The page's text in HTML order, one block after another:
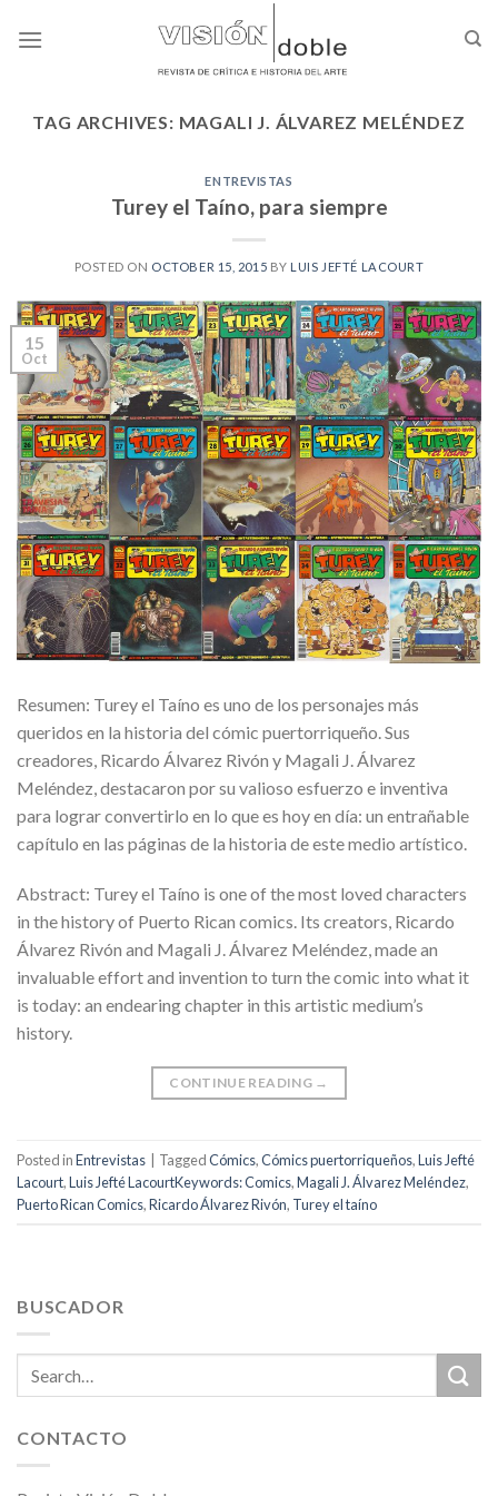
TAG ARCHIVES: MAGALI J. ÁLVAREZ MELÉNDEZ
ENTREVISTAS
Turey el Taíno, para siempre
POSTED ON OCTOBER 15, 2015 BY LUIS JEFTÉ LACOURT
15
Oct
Resumen: Turey el Taíno es uno de los personajes más
queridos en la historia del cómic puertorriqueño. Sus
creadores, Ricardo Álvarez Rivón y Magali J. Álvarez
Meléndez, destacaron por su valioso esfuerzo e inventiva
para lograr convertirlo en lo que es hoy en día: un entrañable
capítulo en las páginas de la historia de este medio artístico.
Abstract: Turey el Taíno is one of the most loved characters
in the history of Puerto Rican comics. Its creators, Ricardo
Álvarez Rivón and Magali J. Álvarez Meléndez, made an
invaluable effort and invention to turn the comic into what it
is today: an endearing chapter in this artistic medium’s
history.
CONTINUE READING →
Posted inEntrevistas TaggedCómics,Cómics puertorriqueños,Luis Jefté
Lacourt,Luis Jefté LacourtKeywords: Comics,Magali J. Álvarez Meléndez,
Puerto Rican Comics,Ricardo Álvarez Rivón, Turey el taíno
BUSCADOR
CONTACTO